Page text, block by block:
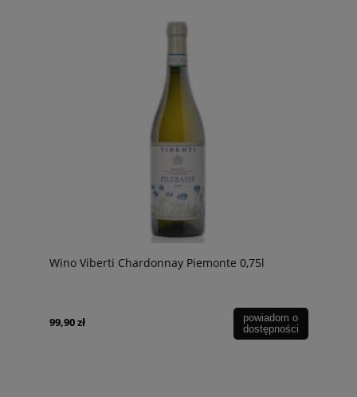
Wino Viberti Chardonnay Piemonte 0,75l
99,90 zł
powiadom o
dostępności